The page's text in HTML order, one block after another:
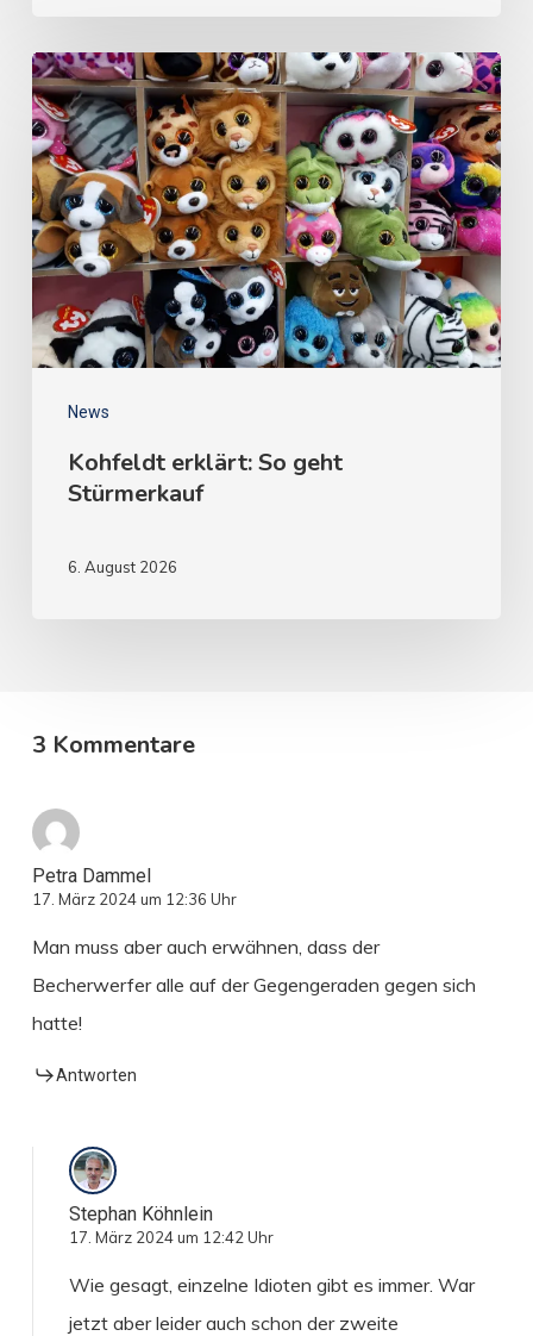
News
Kohfeldt erklärt: So geht
Stürmerkauf
6. August 2026
3 Kommentare
Petra Dammel
17. März 2024 um 12:36 Uhr
Man muss aber auch erwähnen, dass der
Becherwerfer alle auf der Gegengeraden gegen sich
hatte!
Antworten
Stephan Köhnlein
17. März 2024 um 12:42 Uhr
Wie gesagt, einzelne Idioten gibt es immer. War
jetzt aber leider auch schon der zweite